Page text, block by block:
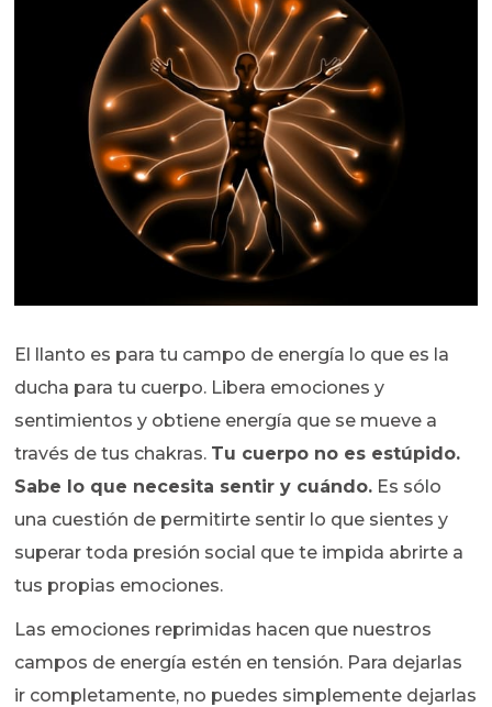
El llanto es para tu campo de energía lo que es la
ducha para tu cuerpo. Libera emociones y
sentimientos y obtiene energía que se mueve a
través de tus chakras. Tu cuerpo no es estúpido.
Sabe lo que necesita sentir y cuándo. Es sólo
una cuestión de permitirte sentir lo que sientes y
superar toda presión social que te impida abrirte a
tus propias emociones.
Las emociones reprimidas hacen que nuestros
campos de energía estén en tensión. Para dejarlas
ir completamente, no puedes simplemente dejarlas